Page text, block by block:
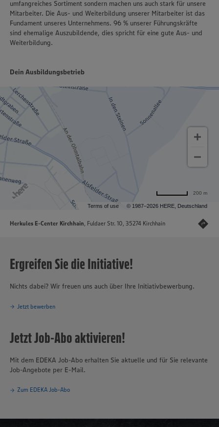
umfangreiches Sortiment sondern machen uns auch stark für unsere
Mitarbeiter. Die Aus- und Weiterbildung unserer Mitarbeiter ist das
Fundament unseres Unternehmens. 96 % unserer Führungskräfte
sind ehemalige Auszubildende, dies spricht für eine gute Aus- und
Weiterbildung.
Dein Ausbildungsbetrieb
Terms of use © 1987–2026 HERE, Deutschland
200 m
Herkules E-Center Kirchhain, Fuldaer Str. 10, 35274 Kirchhain
Ergreifen Sie die Initiative!
Nichts dabei? Wir freuen uns auch über Ihre Initiativbewerbung.
Jetzt bewerben
Jetzt Job-Abo aktivieren!
Mit dem EDEKA Job-Abo erhalten Sie aktuelle und für Sie relevante
Job-Angebote per E-Mail.
Zum EDEKA Job-Abo